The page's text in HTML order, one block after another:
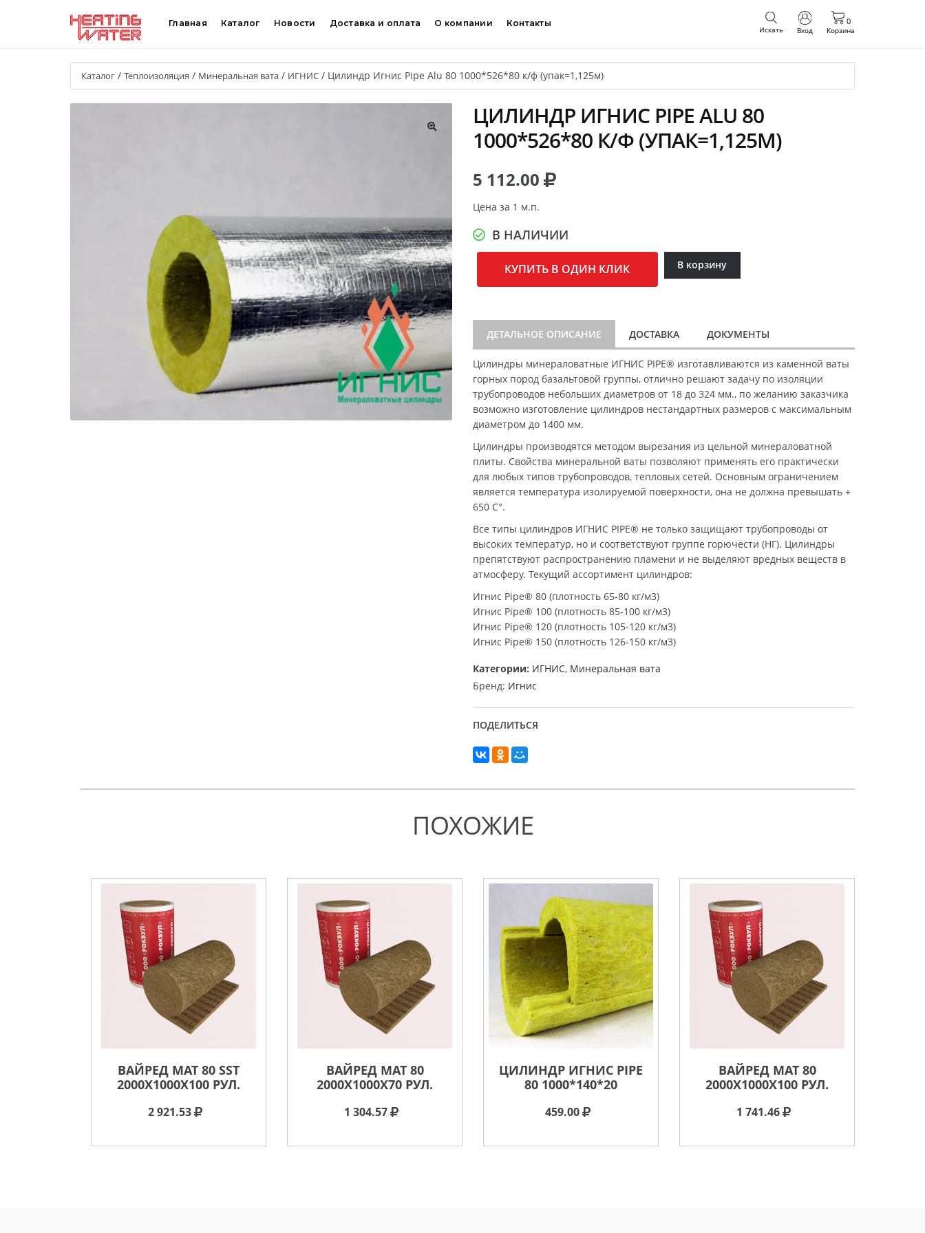
Главная Каталог Новости Доставка и оплата О компании Контакты 0
Корзина
Вход
Искать
Каталог / Теплоизоляция / Минеральная вата / ИГНИС / Цилиндр Игнис Pipe Alu 80 1000*526*80 к/ф (упак=1,125м)
ЦИЛИНДР ИГНИС PIPE ALU 80
1000*526*80 К/Ф (УПАК=1,125М)
5 112.00
Цена за 1 м.п.
В НАЛИЧИИ
В корзину
КУПИТЬ В ОДИН КЛИК
ДЕТАЛЬНОЕ ОПИСАНИЕ ДОСТАВКА ДОКУМЕНТЫ
Цилиндры минераловатные ИГНИС PIPE® изготавливаются из каменной ваты
горных пород базальтовой группы, отлично решают задачу по изоляции
трубопроводов небольших диаметров от 18 до 324 мм., по желанию заказчика
возможно изготовление цилиндров нестандартных размеров с максимальным
диаметром до 1400 мм.
Цилиндры производятся методом вырезания из цельной минераловатной
плиты. Свойства минеральной ваты позволяют применять его практически
для любых типов трубопроводов, тепловых сетей. Основным ограничением
является температура изолируемой поверхности, она не должна превышать +
650 C°.
Все типы цилиндров ИГНИС PIPE® не только защищают трубопроводы от
высоких температур, но и соответствуют группе горючести (НГ). Цилиндры
препятствуют распространению пламени и не выделяют вредных веществ в
атмосферу. Текущий ассортимент цилиндров:
Игнис Pipe® 80 (плотность 65-80 кг/м3)
Игнис Pipe® 100 (плотность 85-100 кг/м3)
Игнис Pipe® 120 (плотность 105-120 кг/м3)
Игнис Pipe® 150 (плотность 126-150 кг/м3)
Категории: ИГНИС, Минеральная вата
Бренд: Игнис
ПОДЕЛИТЬСЯ
ПОХОЖИЕ
ВАЙРЕД МАТ 80 SST
2000X1000X100 РУЛ.
2 921.53
ВАЙРЕД МАТ 80
2000X1000X70 РУЛ.
1 304.57
ЦИЛИНДР ИГНИС PIPE
80 1000*140*20
459.00
ВАЙРЕД МАТ 80
2000X1000X100 РУЛ.
1 741.46